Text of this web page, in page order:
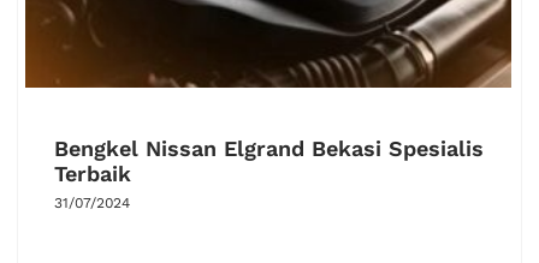
Bengkel Nissan Elgrand Bekasi Spesialis
Terbaik
31/07/2024